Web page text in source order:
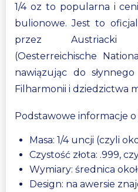
1/4 oz to popularna i
bulionowe. Jest to
przez Austriacki
(Oesterreichische
nawiązując do
Filharmonii i dziedzictwa
Podstawowe informacje
Masa: 1/4 uncji (czyli
Czystość złota: .999,
Wymiary: średnica
Design: na awersie